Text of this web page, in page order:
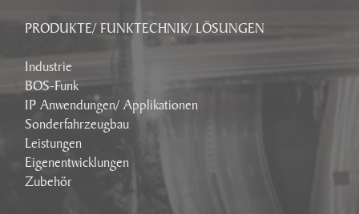
PRODUKTE/ FUNKTECHNIK/ LÖSUNGEN
Industrie
BOS-Funk
IP Anwendungen/ Applikationen
Sonderfahrzeugbau
Leistungen
Eigenentwicklungen
Zubehör